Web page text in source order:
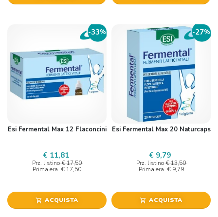
-33%
Esi Fermental Max 12 Flaconcini
€ 11,81
Prz. listino € 17,50
Prima era € 17,50
shopping_cart ACQUISTA
-27%
Esi Fermental Max 20 Naturcaps
€ 9,79
Prz. listino € 13,50
Prima era € 9,79
shopping_cart ACQUISTA